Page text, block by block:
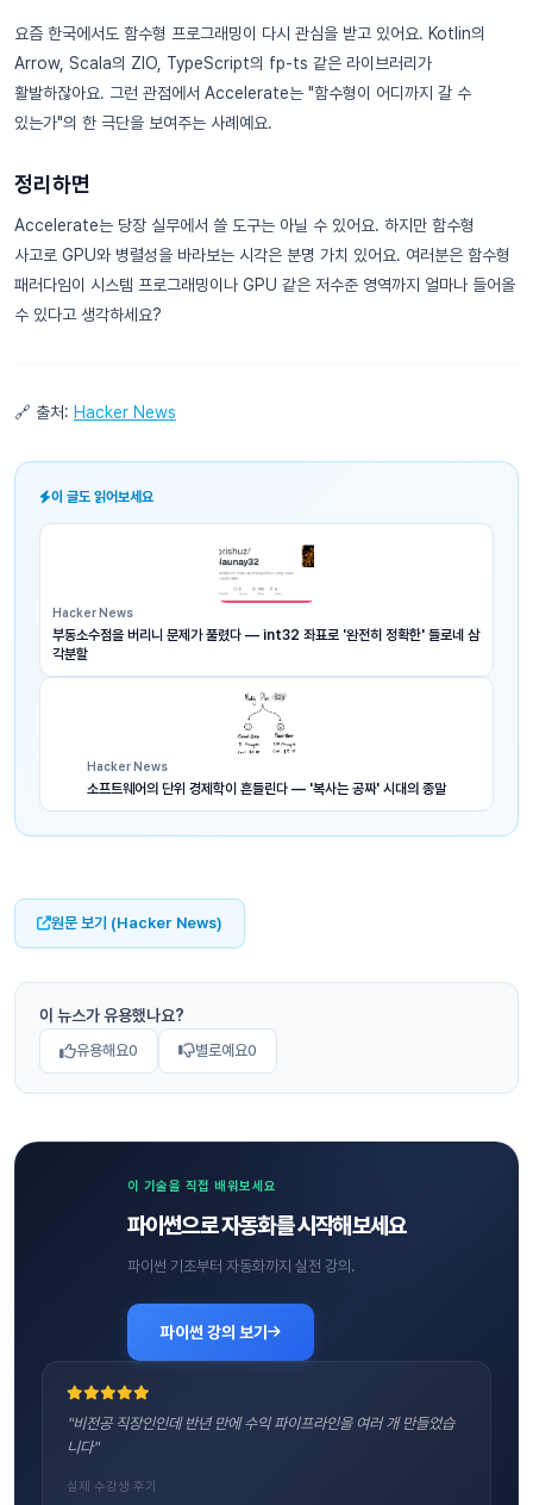
요즘 한국에서도 함수형 프로그래밍이 다시 관심을 받고 있어요. Kotlin의
Arrow, Scala의 ZIO, TypeScript의 fp-ts 같은 라이브러리가
활발하잖아요. 그런 관점에서 Accelerate는 "함수형이 어디까지 갈 수
있는가"의 한 극단을 보여주는 사례예요.
정리하면
Accelerate는 당장 실무에서 쓸 도구는 아닐 수 있어요. 하지만 함수형
사고로 GPU와 병렬성을 바라보는 시각은 분명 가치 있어요. 여러분은 함수형
패러다임이 시스템 프로그래밍이나 GPU 같은 저수준 영역까지 얼마나 들어올
수 있다고 생각하세요?
🔗 출처: Hacker News
이 글도 읽어보세요
Hacker News
부동소수점을 버리니 문제가 풀렸다 — int32 좌표로 '완전히 정확한' 들로네 삼
각분할
Hacker News
소프트웨어의 단위 경제학이 흔들린다 — '복사는 공짜' 시대의 종말
원문 보기 (Hacker News)
이 뉴스가 유용했나요?
유용해요0 별로예요0
이 기술을 직접 배워보세요
파이썬으로 자동화를 시작해보세요
파이썬 기초부터 자동화까지 실전 강의.
파이썬 강의 보기
"비전공 직장인인데 반년 만에 수익 파이프라인을 여러 개 만들었습
니다"
실제 수강생 후기